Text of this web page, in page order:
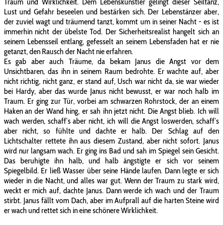
Traum und Wirklichkeit. Dem Lebenskünstler gelingt dieser Seiltanz,
Lust und Gefahr beseelen und bestärken sich. Der Lebenstänzer aber,
der zuviel wagt und träumend tanzt, kommt um in seiner Nacht - es ist
immerhin nicht der übelste Tod. Der Sicherheitsrealist hangelt sich an
seinem Lebensseil entlang, gefesselt an seinem Lebensfaden hat er nie
getanzt, den Rausch der Nacht nie erfahren.
Es gab aber auch Träume, da bekam Janus die Angst vor dem
Unsichtbaren, das ihn in seinem Raum bedrohte. Er wachte auf, aber
nicht richtig, nicht ganz, er stand auf, Usch war nicht da, sie war wieder
bei Hardy, aber das wurde Janus nicht bewusst, er war noch halb im
Traum. Er ging zur Tür, vorbei am schwarzen Rohrstock, der an einem
Haken an der Wand hing, er sah ihn jetzt nicht. Die Angst blieb. Ich will
wach werden, schaff’s aber nicht, ich will die Angst loswerden, schaff’s
aber nicht, so fühlte und dachte er halb. Der Schlag auf den
Lichtschalter rettete ihn aus diesem Zustand, aber nicht sofort. Janus
wird nur langsam wach. Er ging ins Bad und sah im Spiegel sein Gesicht.
Das beruhigte ihn halb, und halb ängstigte er sich vor seinem
Spiegelbild. Er ließ Wasser über seine Hände laufen. Dann legte er sich
wieder in die Nacht, und alles war gut. Wenn der Traum zu stark wird,
weckt er mich auf, dachte Janus. Dann werde ich wach und der Traum
stirbt. Janus fällt vom Dach, aber im Aufprall auf die harten Steine wird
er wach und rettet sich in eine schönere Wirklichkeit.